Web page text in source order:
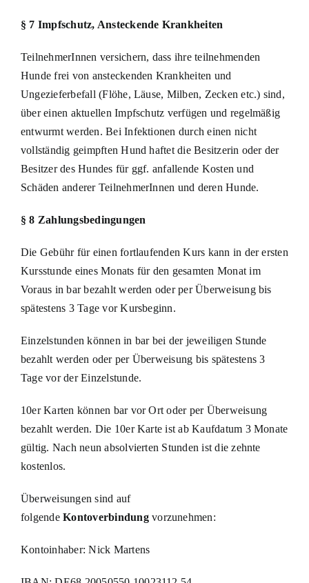
§ 7 Impfschutz, Ansteckende Krankheiten
TeilnehmerInnen versichern, dass ihre teilnehmenden
Hunde frei von ansteckenden Krankheiten und
Ungezieferbefall (Flöhe, Läuse, Milben, Zecken etc.) sind,
über einen aktuellen Impfschutz verfügen und regelmäßig
entwurmt werden. Bei Infektionen durch einen nicht
vollständig geimpften Hund haftet die Besitzerin oder der
Besitzer des Hundes für ggf. anfallende Kosten und
Schäden anderer TeilnehmerInnen und deren Hunde.
§ 8 Zahlungsbedingungen
Die Gebühr für einen fortlaufenden Kurs kann in der ersten
Kursstunde eines Monats für den gesamten Monat im
Voraus in bar bezahlt werden oder per Überweisung bis
spätestens 3 Tage vor Kursbeginn.
Einzelstunden können in bar bei der jeweiligen Stunde
bezahlt werden oder per Überweisung bis spätestens 3
Tage vor der Einzelstunde.
10er Karten können bar vor Ort oder per Überweisung
bezahlt werden. Die 10er Karte ist ab Kaufdatum 3 Monate
gültig. Nach neun absolvierten Stunden ist die zehnte
kostenlos.
Überweisungen sind auf
folgendeKontoverbindungvorzunehmen:
Kontoinhaber: Nick Martens